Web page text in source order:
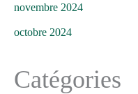
novembre 2024
octobre 2024
Catégories